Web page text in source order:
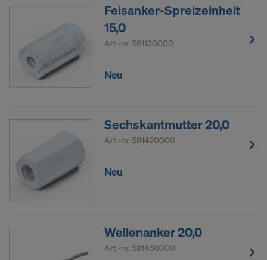
Felsanker-Spreizeinheit
15,0
Art.-nr. 581120000
Neu
Sechskantmutter 20,0
Art.-nr. 581420000
Neu
Wellenanker 20,0
Art.-nr. 581450000